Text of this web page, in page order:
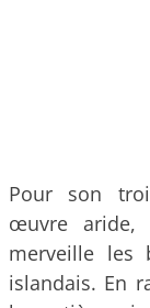
Pour son
œuvre aride,
merveille les
islandais. En